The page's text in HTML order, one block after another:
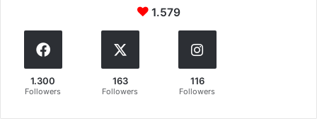
1.579
1.300
Followers
163
Followers
116
Followers